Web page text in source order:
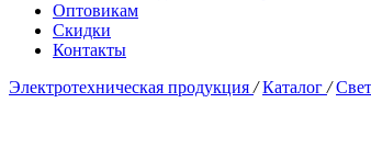
Оптовикам
Скидки
Контакты
Электротехническая продукция / Каталог /